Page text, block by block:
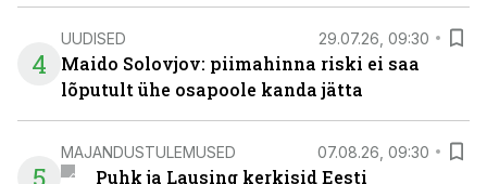
4
UUDISED 29.07.26, 09:30
Maido Solovjov: piimahinna riski ei saa
lõputult ühe osapoole kanda jätta
MAJANDUSTULEMUSED 07.08.26, 09:30
Puhk ja Lausing kerkisid Eesti